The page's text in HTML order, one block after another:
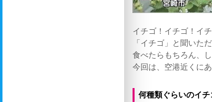
イチゴ！イチゴ！イチ
「イチゴ」と聞いた
食べたらもちろん、し
今回は、空港近くにあ
何種類ぐらいのイ